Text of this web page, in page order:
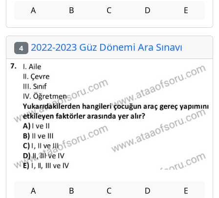
A B C D E
4 2022-2023 Güz Dönemi Ara Sınavı
A B C D E